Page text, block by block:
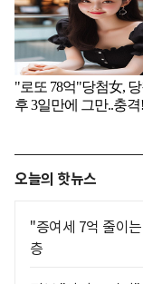
오늘의 핫뉴스
"증여세 7억 줄이
층